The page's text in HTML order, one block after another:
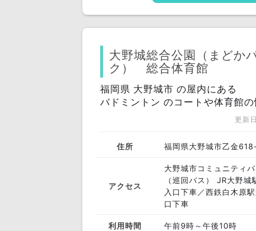
大野城総合公園（まどか
ク） 総合体育館
福岡県 大野城市 の屋内にある
バドミントン のコートや体育館の
更新
住所 福岡県大野城市乙金
アクセス
大野城市コミュニティバ
（巡回バス） JR大野
入口下車／西鉄白木原
口下車
利用時間 午前9時～午後10時